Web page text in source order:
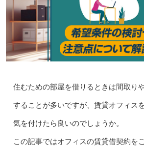
住むための部屋を借りるときは間取り
することが多いですが、賃貸オフィス
気を付けたら良いのでしょうか。
この記事ではオフィスの賃貸借契約を